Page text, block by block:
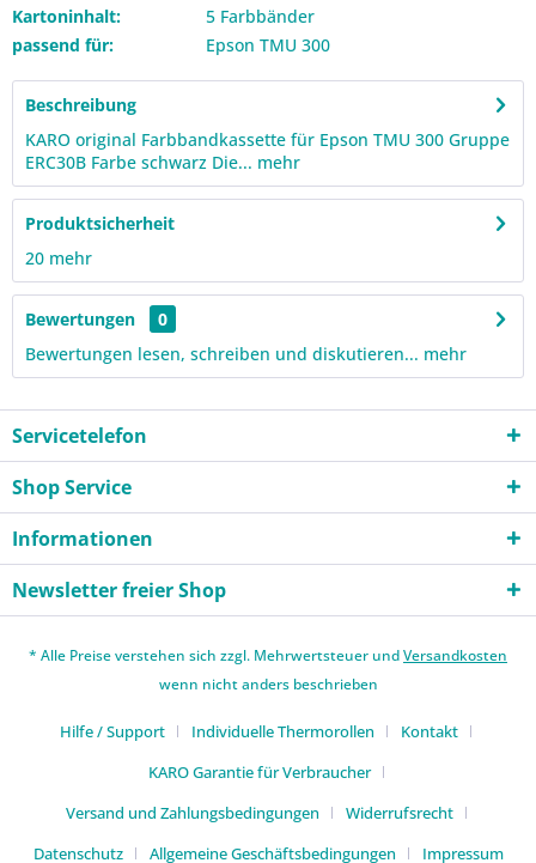
Kartoninhalt:
5 Farbbänder
passend für:
Epson TMU 300
Beschreibung
KARO original Farbbandkassette für Epson TMU 300 Gruppe
ERC30B Farbe schwarz Die... mehr
Produktsicherheit
20 mehr
Bewertungen
0
Bewertungen lesen, schreiben und diskutieren... mehr
Servicetelefon
Shop Service
Informationen
Newsletter freier Shop
* Alle Preise verstehen sich zzgl. Mehrwertsteuer undVersandkosten
wenn nicht anders beschrieben
Hilfe / Support Individuelle Thermorollen
Kontakt
KARO Garantie für Verbraucher
Versand und Zahlungsbedingungen
Widerrufsrecht
Datenschutz
Allgemeine Geschäftsbedingungen Impressum